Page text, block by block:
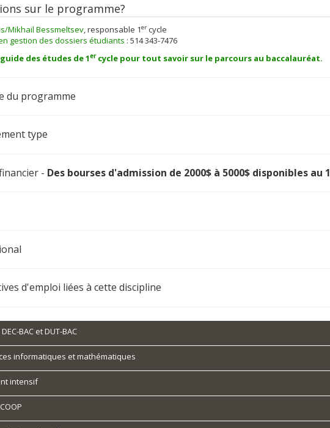
sur le programme?
Mikhail Bessmeltsev , responsable 1er cycle
gestion des dossiers étudiants : 514 343-7476
des études de 1ercycle pour tout savoir sur le parcours au baccalauréat.
du programme
type
- Des bourses d'admission de 2000$ à 5000$ disponibles au 1
d'emploi liées à cette discipline
BAC et DUT-BAC
informatiques et mathématiques
intensif